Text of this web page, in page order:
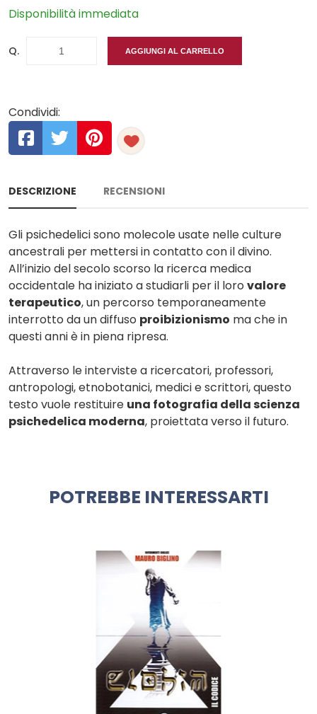
Disponibilità immediata
Q. AGGIUNGI AL CARRELLO
Condividi:
DESCRIZIONE RECENSIONI
Gli psichedelici sono molecole usate nelle culture
ancestrali per mettersi in contatto con il divino.
All’inizio del secolo scorso la ricerca medica
occidentale ha iniziato a studiarli per il loro valore
terapeutico, un percorso temporaneamente
interrotto da un diffuso proibizionismo ma che in
questi anni è in piena ripresa.
Attraverso le interviste a ricercatori, professori,
antropologi, etnobotanici, medici e scrittori, questo
testo vuole restituire una fotografia della scienza
psichedelica moderna, proiettata verso il futuro.
POTREBBE INTERESSARTI